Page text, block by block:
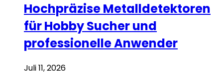
Hochpräzise Metalldetektoren
für Hobby Sucher und
professionelle Anwender
Juli 11, 2026